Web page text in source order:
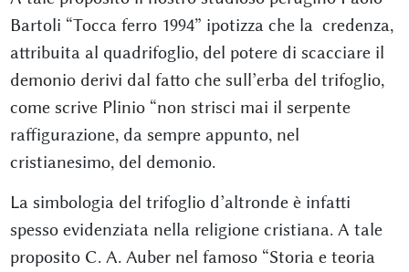
Bartoli “Tocca ferro 1994” ipotizza che la credenza,
attribuita al quadrifoglio, del potere di scacciare il
demonio derivi dal fatto che sull’erba del trifoglio,
come scrive Plinio “non strisci mai il serpente
raffigurazione, da sempre appunto, nel
cristianesimo, del demonio.
La simbologia del trifoglio d’altronde è infatti
spesso evidenziata nella religione cristiana. A tale
proposito C. A. Auber nel famoso “Storia e teoria